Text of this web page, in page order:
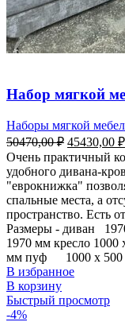
Набор мягкой
Наборы мягкой
50470,00₽ 45430,00 ₽
Очень практичный
удобного дивана-
"еврокнижка"
спальные места, а
пространство. Есть
Размеры - диван
1970 мм кресло 1000
мм пуф 1000 х 500
В избранное
В корзину
Быстрый просмотр
-4%